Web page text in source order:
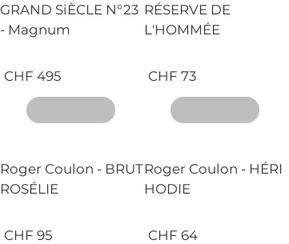
GRAND SiÈCLE N°23
- Magnum
CHF 495
RÉSERVE DE
L'HOMMÉE
CHF 73
Roger Coulon - BRUT
ROSÉLIE
CHF 95
Roger Coulon - HÉRI
HODIE
CHF 64